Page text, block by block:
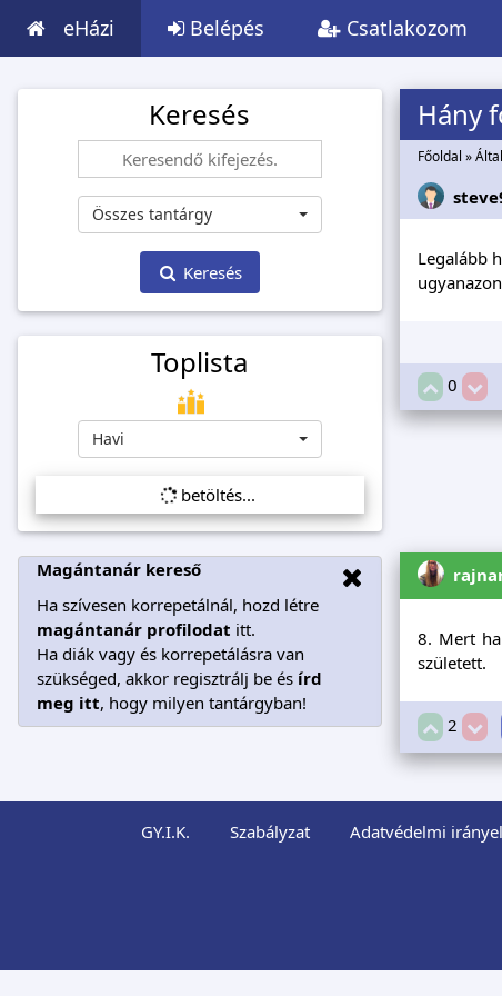
eHázi Belépés Csatlakozom
Keresés
Összes tantárgy
Keresés
Toplista
Havi
betöltés...
Magántanár kereső
Ha szívesen korrepetálnál, hozd létre
magántanár profilodat itt.
Ha diák vagy és korrepetálásra van
szükséged, akkor regisztrálj be és írd
meg itt, hogy milyen tantárgyban!
Hány
Főoldal »
Legalább
0
8. Mert
született.
2
GY.I.K. Szabályzat Adatvédelmi